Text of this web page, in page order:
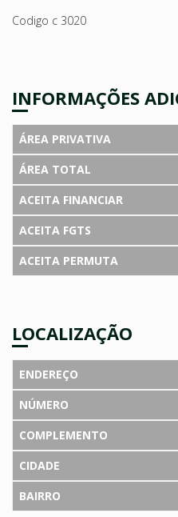
Codigo c 3020
INFORMAÇÕES
ÁREA PRIVATIVA
ÁREA TOTAL
ACEITA FINANCIAR
ACEITA FGTS
ACEITA PERMUTA
LOCALIZAÇÃO
ENDEREÇO
NÚMERO
COMPLEMENTO
CIDADE
BAIRRO